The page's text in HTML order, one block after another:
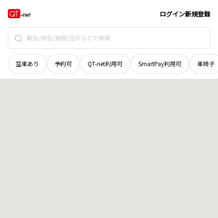
ログイン新規登録
空車あり 予約可 QT-net利用可 SmartPay利用可 車椅子
青森県